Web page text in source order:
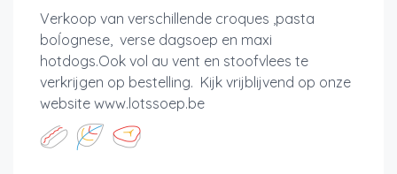
Verkoop van verschillende croques ,pasta
boĺognese, verse dagsoep en maxi
hotdogs.Ook vol au vent en stoofvlees te
verkrijgen op bestelling. Kijk vrijblijvend op onze
website www.lotssoep.be